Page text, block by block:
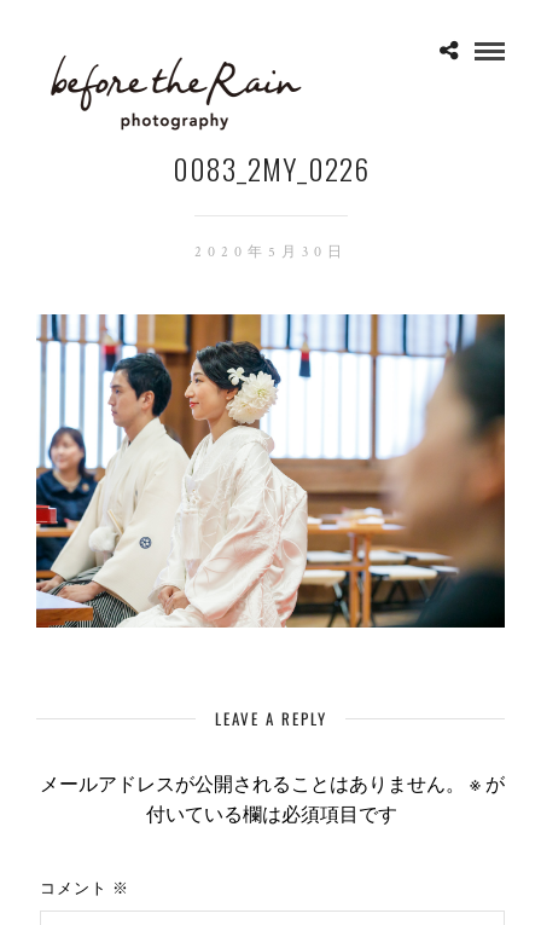
0083_2MY_0226
2020年5月30日
LEAVE A REPLY
メールアドレスが公開されることはありません。 ※が
付いている欄は必須項目です
コメント ※